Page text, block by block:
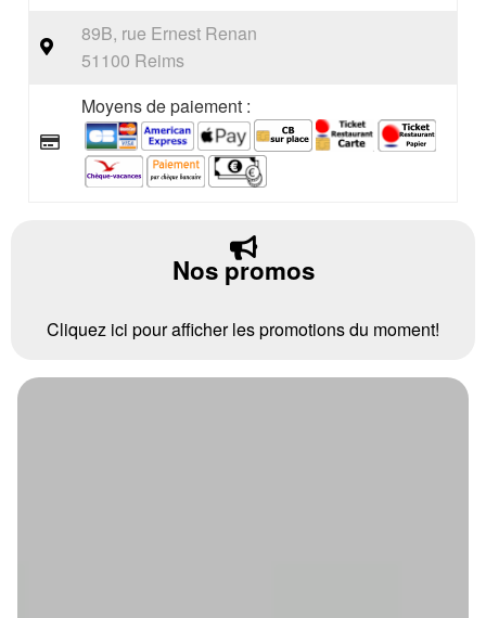
89B, rue Ernest Renan
51100 Reims
Moyens de paiement :
Nos promos
Cliquez ici pour afficher les promotions du moment!